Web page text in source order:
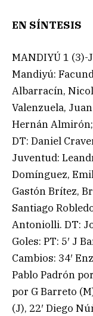
EN SÍNTESIS
MANDIYÚ 1 (3)-
Mandiyú:
Albarracín,
Valenzuela,
Hernán
DT: Daniel
Juventud:
Domínguez,
Gastón Brítez,
Santiago
Antoniolli. DT:
Goles: PT: 5′ J
Cambios: 34′
Pablo Padrón
por G Barreto
(J), 22′ Diego